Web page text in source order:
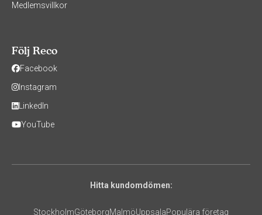
Medlemsvillkor
Följ Reco
Facebook
Instagram
LinkedIn
YouTube
Hitta kundomdömen:
StockholmGöteborgMalmöUppsalaPopulära företag